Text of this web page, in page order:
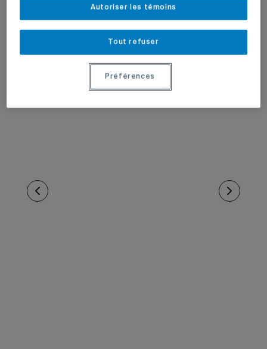
Tout refuser
Autoriser les témoins
Préférences